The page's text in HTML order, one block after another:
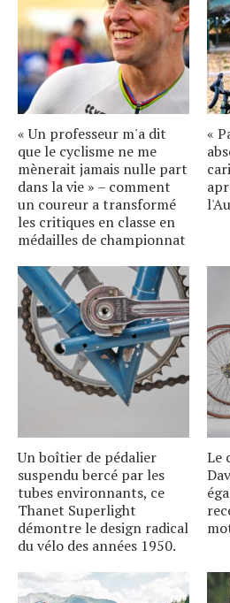
« Un professeur m'a dit
que le cyclisme ne me
mènerait jamais nulle part
dans la vie » – comment
un coureur a transformé
les critiques en classe en
médailles de championnat
«
Un boîtier de pédalier
suspendu bercé par les
tubes environnants, ce
Thanet Superlight
démontre le design radical
du vélo des années 1950.
Le